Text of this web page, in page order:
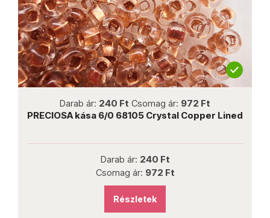
Darab ár: 240 Ft Csomag ár: 972 Ft
PRECIOSA kása 6/0 68105 Crystal Copper Lined
Darab ár: 240 Ft
Csomag ár: 972 Ft
Részletek